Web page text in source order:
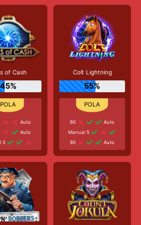
of Cash
45%
Auto
Auto
3
Colt Lightning
55%
90
Auto
Manual 5
90
Auto